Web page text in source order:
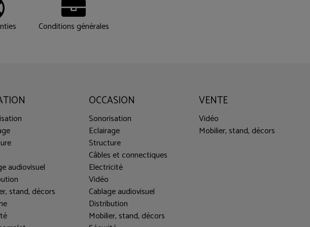
Conditions générales
audiovisuel
stand, décors
OCCASION
Sonorisation
Eclairage
Structure
Câbles et connectiques
Electricité
Vidéo
Cablage audiovisuel
Distribution
Mobilier, stand, décors
VENTE
Vidéo
Mobilier, stand, décors